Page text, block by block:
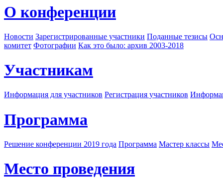
О конференции
Новости Зарегистрированные участники Поданные тезисы
комитет Фотографии Как это было: архив 2003-2018
Участникам
Информация для участников Регистрация участников
Программа
Решение конференции 2019 года Программа Мастер классы
Место проведения